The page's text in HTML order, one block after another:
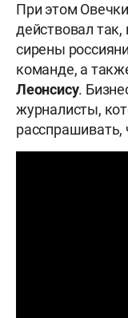
При этом
действовал
сирены
команде, а
Леонсису.
журналисты,
расспрашивать,